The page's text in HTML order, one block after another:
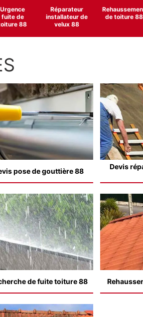
Urgence
fuite de
88
Réparateur
installateur de
velux 88
de toiture 88
pose de gouttière 88
Devis
de fuite toiture 88